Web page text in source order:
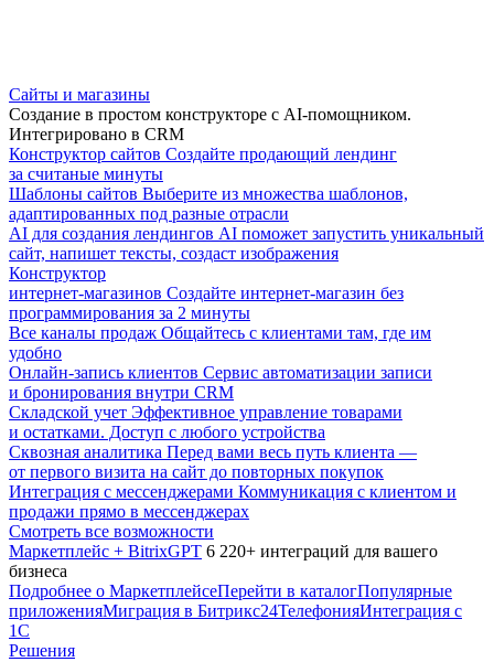
Сайты и магазины
Создание в простом конструкторе с AI-помощником.
Интегрировано в CRM
Конструктор сайтов Создайте продающий лендинг
за считаные минуты
Шаблоны сайтов Выберите из множества шаблонов,
адаптированных под разные отрасли
AI для создания лендингов AI поможет запустить уникальный
сайт, напишет тексты, создаст изображения
Конструктор
интернет-магазинов Создайте интернет-магазин без
программирования за 2 минуты
Все каналы продаж Общайтесь с клиентами там, где им
удобно
Онлайн-запись клиентов Сервис автоматизации записи
и бронирования внутри CRM
Складской учет Эффективное управление товарами
и остатками. Доступ с любого устройства
Сквозная аналитика Перед вами весь путь клиента —
от первого визита на сайт до повторных покупок
Интеграция с мессенджерами Коммуникация с клиентом и
продажи прямо в мессенджерах
Смотреть все возможности
Маркетплейс + BitrixGPT 6 220+ интеграций для вашего
бизнеса
Подробнее о МаркетплейсеПерейти в каталогПопулярные
приложенияМиграция в Битрикс24ТелефонияИнтеграция с
1С
Решения